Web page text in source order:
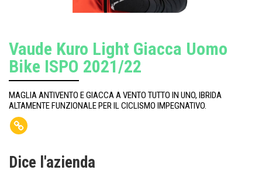
Vaude Kuro Light Giacca Uomo
Bike ISPO 2021/22
MAGLIA ANTIVENTO E GIACCA A VENTO TUTTO IN UNO, IBRIDA
ALTAMENTE FUNZIONALE PER IL CICLISMO IMPEGNATIVO.
Dice l'azienda